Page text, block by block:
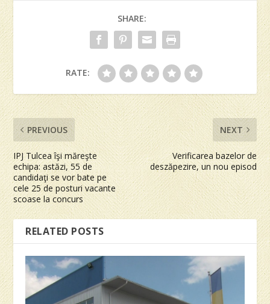
SHARE:
RATE:
PREVIOUS
IPJ Tulcea îşi măreşte
echipa: astăzi, 55 de
candidaţi se vor bate pe
cele 25 de posturi vacante
scoase la concurs
NEXT
Verificarea bazelor de
deszăpezire, un nou episod
RELATED POSTS